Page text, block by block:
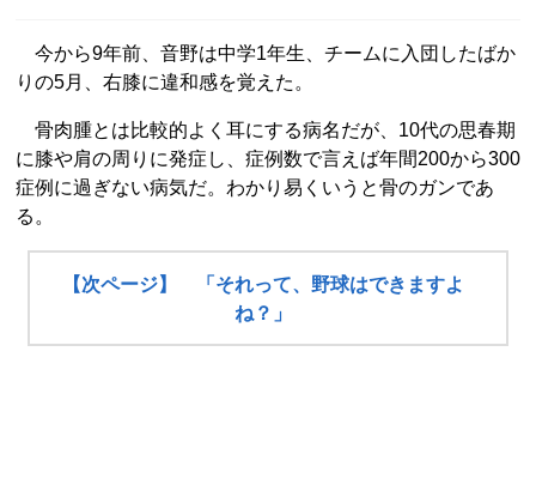
今から9年前、音野は中学1年生、チームに入団したばか
りの5月、右膝に違和感を覚えた。
骨肉腫とは比較的よく耳にする病名だが、10代の思春期
に膝や肩の周りに発症し、症例数で言えば年間200から300
症例に過ぎない病気だ。わかり易くいうと骨のガンであ
る。
【次ページ】 「それって、野球はできますよ
ね？」